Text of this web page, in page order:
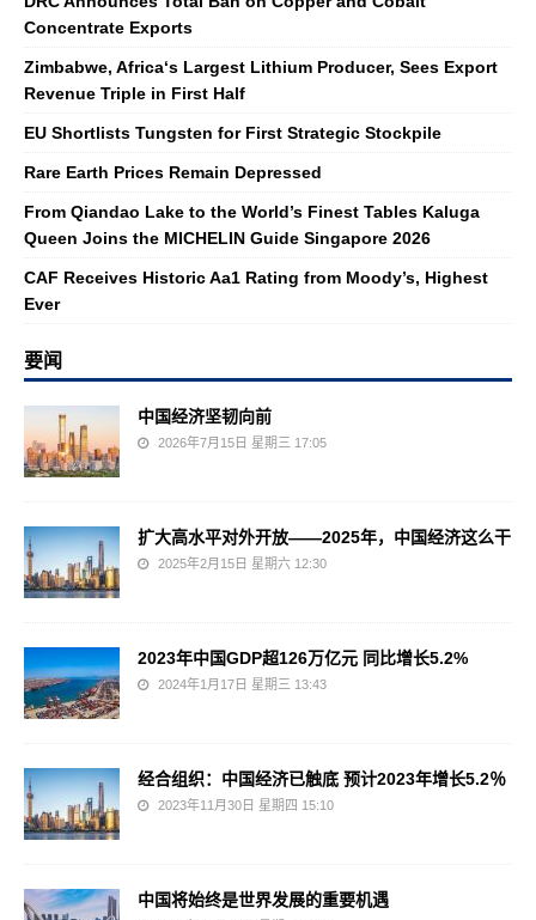
Concentrate Exports
Zimbabwe, Africa‘s Largest Lithium Producer, Sees Export
Revenue Triple in First Half
EU Shortlists Tungsten for First Strategic Stockpile
Rare Earth Prices Remain Depressed
From Qiandao Lake to the World’s Finest Tables Kaluga
Queen Joins the MICHELIN Guide Singapore 2026
CAF Receives Historic Aa1 Rating from Moody’s, Highest
Ever
要闻
中国经济坚韧向前
2026年7月15日 星期三 17:05
扩大高水平对外开放——2025年，中国经济这么干
2025年2月15日 星期六 12:30
2023年中国GDP超126万亿元 同比增长5.2%
2024年1月17日 星期三 13:43
经合组织：中国经济已触底 预计2023年增长5.2％
2023年11月30日 星期四 15:10
中国将始终是世界发展的重要机遇